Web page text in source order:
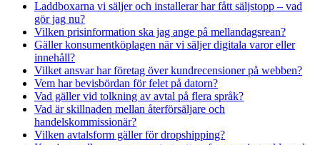
Laddboxarna vi säljer och installerar har fått säljstopp – vad
gör jag nu?
Vilken prisinformation ska jag ange på mellandagsrean?
Gäller konsumentköplagen när vi säljer digitala varor eller
innehåll?
Vilket ansvar har företag över kundrecensioner på webben?
Vem har bevisbördan för felet på datorn?
Vad gäller vid tolkning av avtal på flera språk?
Vad är skillnaden mellan återförsäljare och
handelskommissionär?
Vilken avtalsform gäller för dropshipping?